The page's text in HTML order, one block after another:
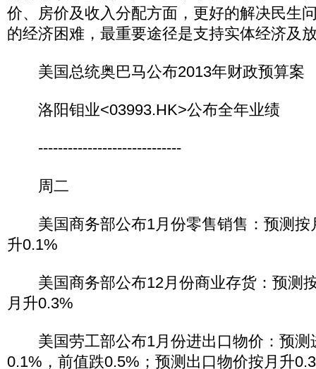
价、房价及收入分配方面，更好的解决民生
的经济困难，最重要途径是支持实体经济及
美国总统奥巴马公布2013年财政预算案
洛阳钼业<03993.HK>公布全年业绩
-----------------------------
周二
美国商务部公布1月份零售销售：预测按
升0.1%
美国商务部公布12月份商业存货：预测
月升0.3%
美国劳工部公布1月份进出口物价：预测
0.1%，前值跌0.5%；预测出口物价按月升